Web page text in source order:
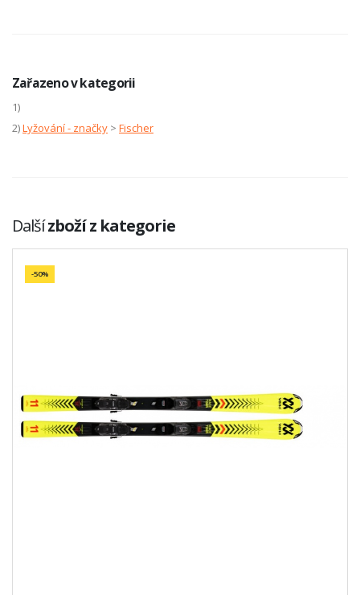
Zařazeno v kategorii
1)
2)Lyžování - značky > Fischer
Dalšízboží z kategorie
-50%